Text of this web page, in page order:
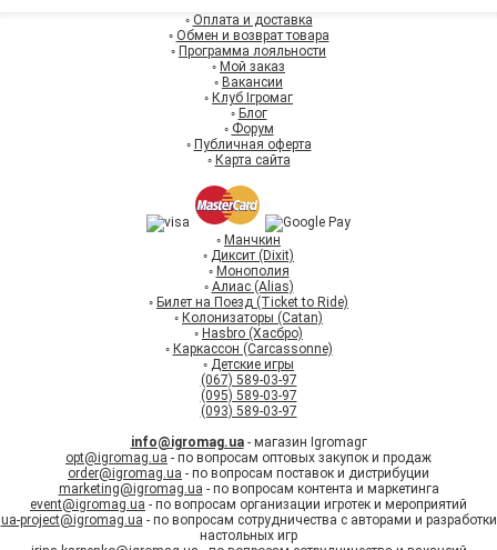
◦ Оплата и доставка
◦ Обмен и возврат товара
◦ Программа лояльности
◦ Мой заказ
◦ Вакансии
◦ Клуб Ігромаг
◦ Блог
◦ Форум
◦ Публичная оферта
◦ Карта сайта
◦ Манчкин
◦ Диксит (Dixit)
◦ Монополия
◦ Алиас (Alias)
◦ Билет на Поезд (Ticket to Ride)
◦ Колонизаторы (Catan)
◦ Hasbro (Хасбро)
◦ Каркассон (Carcassonne)
◦ Детские игры
(067) 589-03-97
(095) 589-03-97
(093) 589-03-97
info@igromag.ua- магазин Igromagг
opt@igromag.ua - по вопросам оптовых закупок и продаж
order@igromag.ua - по вопросам поставок и дистрибуции
marketing@igromag.ua - по вопросам контента и маркетинга
event@igromag.ua - по вопросам организации игротек и мероприятий
ua-project@igromag.ua - по вопросам сотрудничества с авторами и разработки
настольных игр